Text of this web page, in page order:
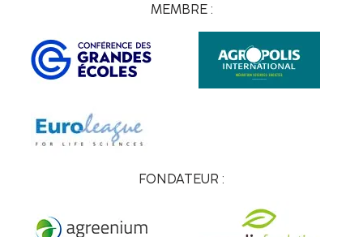
MEMBRE :
FONDATEUR :